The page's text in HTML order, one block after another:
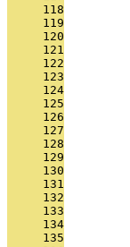
     118
     119
     120
     121
     122
     123
     124
     125
     126
     127
     128
     129
     130
     131
     132
     133
     134
     135